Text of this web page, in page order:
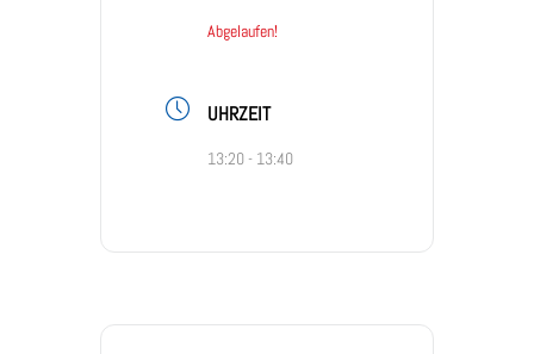
Abgelaufen!
UHRZEIT
13:20 - 13:40